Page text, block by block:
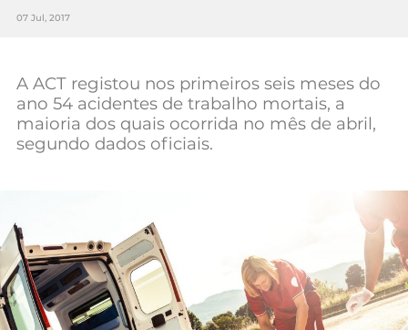
Tecnologia
Negócios
Mundial 2026
07 Jul, 2017
A ACT registou nos primeiros seis meses do
ano 54 acidentes de trabalho mortais, a
maioria dos quais ocorrida no mês de abril,
segundo dados oficiais.